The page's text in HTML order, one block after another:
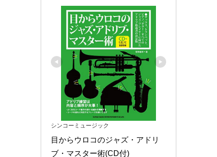
シンコーミュージック
目からウロコのジャズ・アドリ
ブ・マスター術(CD付)